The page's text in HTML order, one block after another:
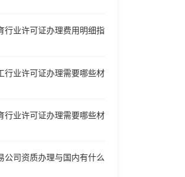
行业许可证办理费用明细指
行业许可证办理需要哪些材
行业许可证办理需要哪些材
公司资质办理与国内有什么